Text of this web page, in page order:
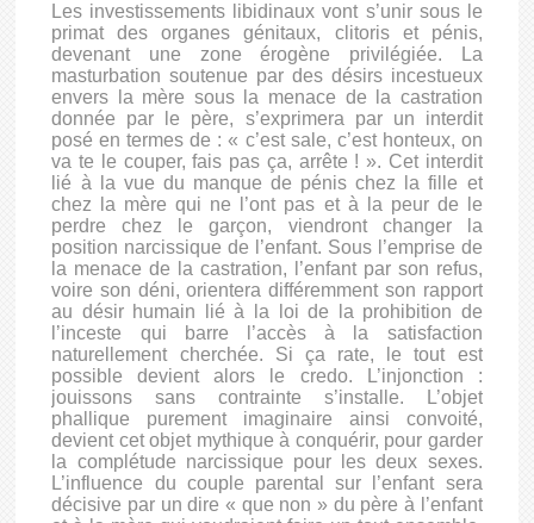
Les investissements libidinaux vont s’unir sous le
primat des organes génitaux, clitoris et pénis,
devenant une zone érogène privilégiée. La
masturbation soutenue par des désirs incestueux
envers la mère sous la menace de la castration
donnée par le père, s’exprimera par un interdit
posé en termes de : « c’est sale, c’est honteux, on
va te le couper, fais pas ça, arrête ! ». Cet interdit
lié à la vue du manque de pénis chez la fille et
chez la mère qui ne l’ont pas et à la peur de le
perdre chez le garçon, viendront changer la
position narcissique de l’enfant. Sous l’emprise de
la menace de la castration, l’enfant par son refus,
voire son déni, orientera différemment son rapport
au désir humain lié à la loi de la prohibition de
l’inceste qui barre l’accès à la satisfaction
naturellement cherchée. Si ça rate, le tout est
possible devient alors le credo. L’injonction :
jouissons sans contrainte s’installe. L’objet
phallique purement imaginaire ainsi convoité,
devient cet objet mythique à conquérir, pour garder
la complétude narcissique pour les deux sexes.
L’influence du couple parental sur l’enfant sera
décisive par un dire « que non » du père à l’enfant